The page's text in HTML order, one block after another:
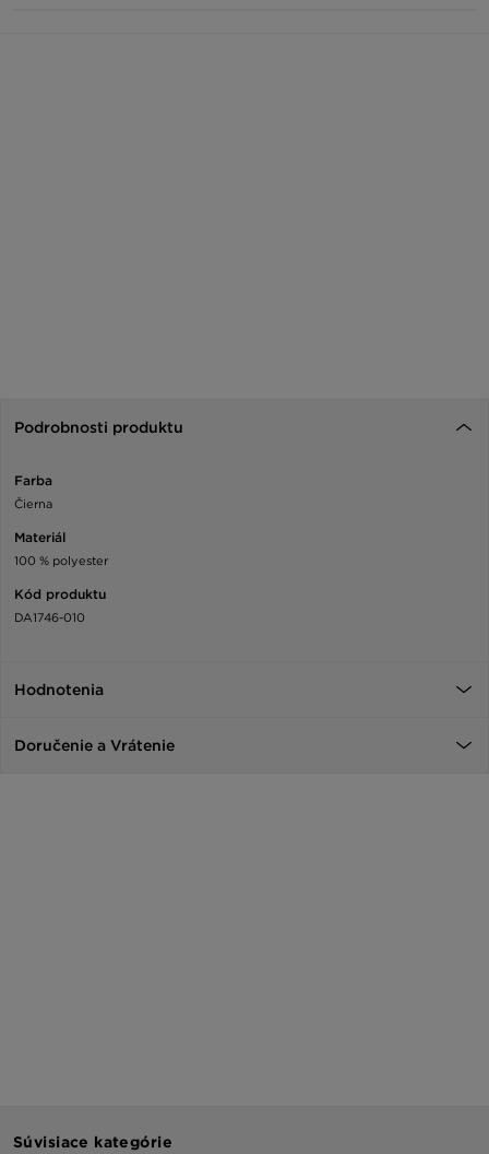
Podrobnosti produktu
Farba
Čierna
Materiál
100 % polyester
Kód produktu
DA1746-010
Hodnotenia
Doručenie a Vrátenie
Súvisiace kategórie